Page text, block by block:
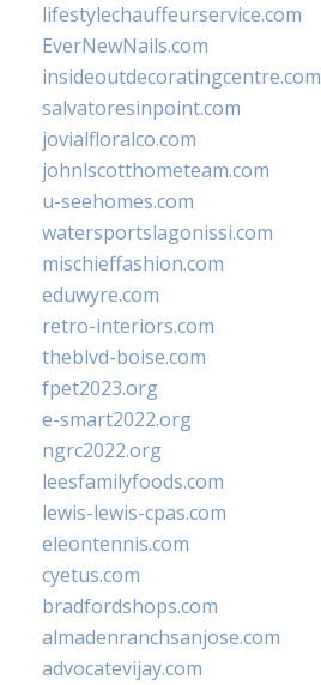
lifestylechauffeurservice.com
EverNewNails.com
insideoutdecoratingcentre.com
salvatoresinpoint.com
jovialfloralco.com
johnlscotthometeam.com
u-seehomes.com
watersportslagonissi.com
mischieffashion.com
eduwyre.com
retro-interiors.com
theblvd-boise.com
fpet2023.org
e-smart2022.org
ngrc2022.org
leesfamilyfoods.com
lewis-lewis-cpas.com
eleontennis.com
cyetus.com
bradfordshops.com
almadenranchsanjose.com
advocatevijay.com